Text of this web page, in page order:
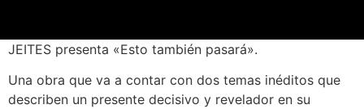
JEITES presenta «Esto también pasará».
Una obra que va a contar con dos temas inéditos que
describen un presente decisivo y revelador en su